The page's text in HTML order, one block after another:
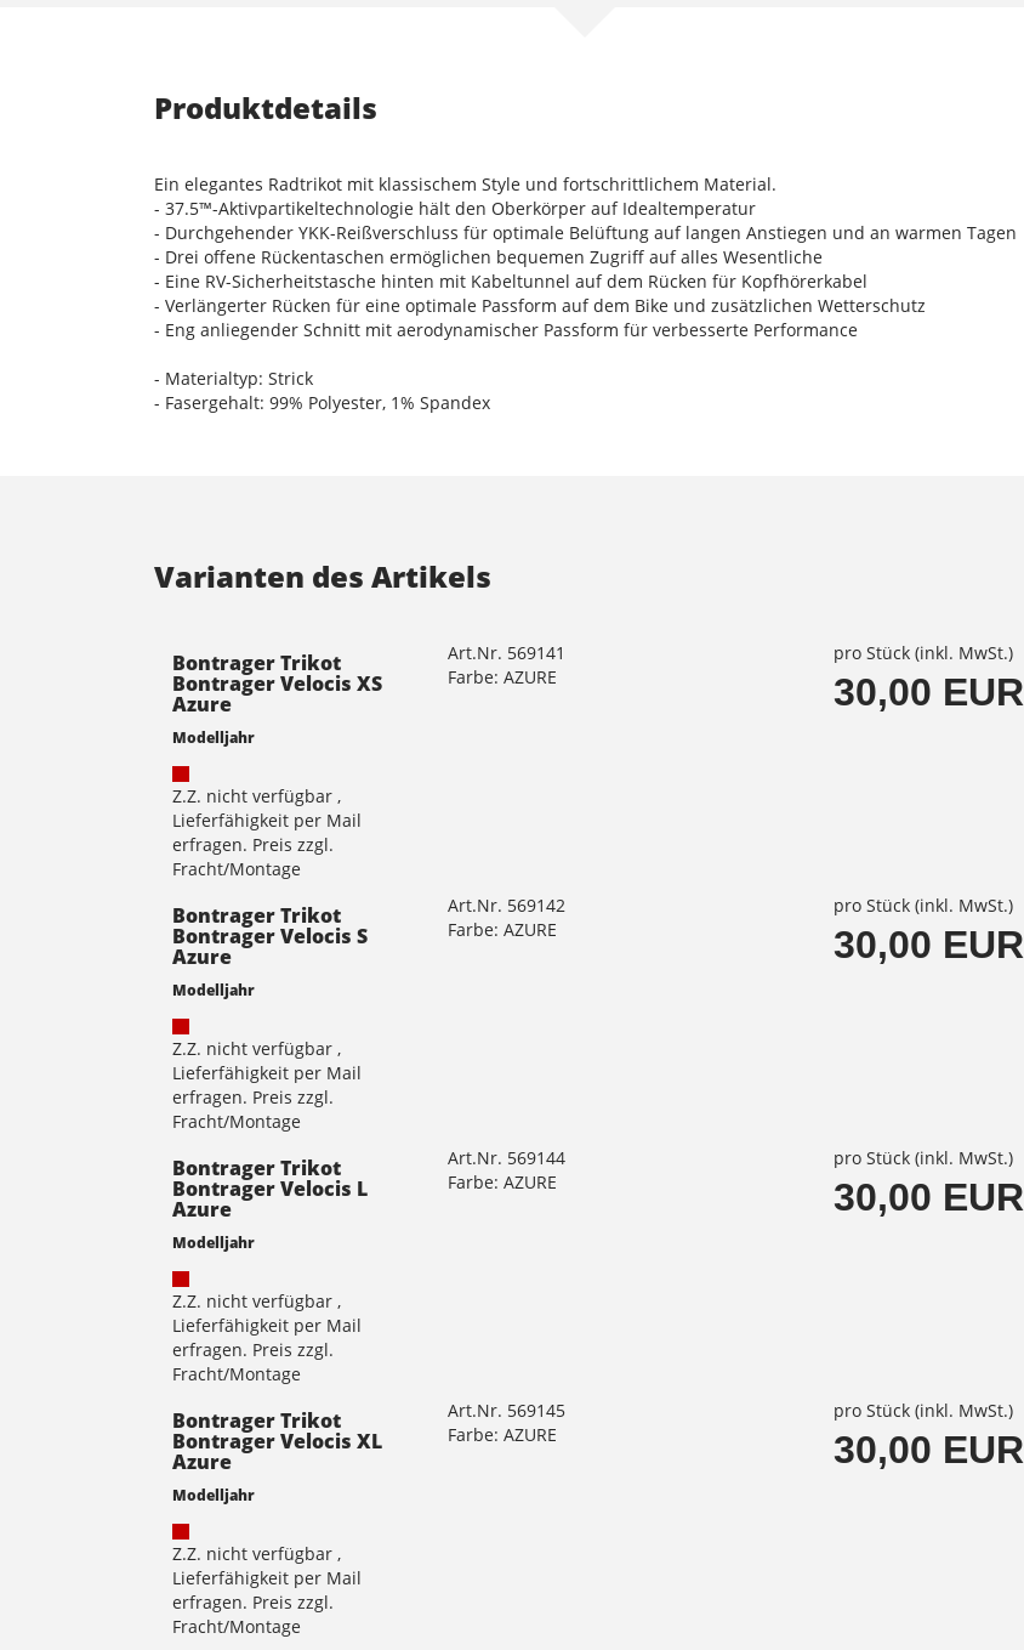
Produktdetails
Ein elegantes Radtrikot mit klassischem Style und fortschrittlichem Material.
- 37.5™-Aktivpartikeltechnologie hält den Oberkörper auf Idealtemperatur
- Durchgehender YKK-Reißverschluss für optimale Belüftung auf langen Anstiegen und an warmen Tagen
- Drei offene Rückentaschen ermöglichen bequemen Zugriff auf alles Wesentliche
- Eine RV-Sicherheitstasche hinten mit Kabeltunnel auf dem Rücken für Kopfhörerkabel
- Verlängerter Rücken für eine optimale Passform auf dem Bike und zusätzlichen Wetterschutz
- Eng anliegender Schnitt mit aerodynamischer Passform für verbesserte Performance
- Materialtyp: Strick
- Fasergehalt: 99% Polyester, 1% Spandex
Varianten des Artikels
Bontrager Trikot
Bontrager Velocis XS
Azure
Modelljahr
Z.Z. nicht verfügbar ,
Lieferfähigkeit per Mail
erfragen. Preis zzgl.
Fracht/Montage
Art.Nr. 569141
Farbe: AZURE
pro Stück (inkl. MwSt.)
30,00 EUR
Bontrager Trikot
Bontrager Velocis S
Azure
Modelljahr
Z.Z. nicht verfügbar ,
Lieferfähigkeit per Mail
erfragen. Preis zzgl.
Fracht/Montage
Art.Nr. 569142
Farbe: AZURE
pro Stück (inkl. MwSt.)
30,00 EUR
Bontrager Trikot
Bontrager Velocis L
Azure
Modelljahr
Z.Z. nicht verfügbar ,
Lieferfähigkeit per Mail
erfragen. Preis zzgl.
Fracht/Montage
Art.Nr. 569144
Farbe: AZURE
pro Stück (inkl. MwSt.)
30,00 EUR
Bontrager Trikot
Bontrager Velocis XL
Azure
Modelljahr
Z.Z. nicht verfügbar ,
Lieferfähigkeit per Mail
erfragen. Preis zzgl.
Fracht/Montage
Art.Nr. 569145
Farbe: AZURE
pro Stück (inkl. MwSt.)
30,00 EUR